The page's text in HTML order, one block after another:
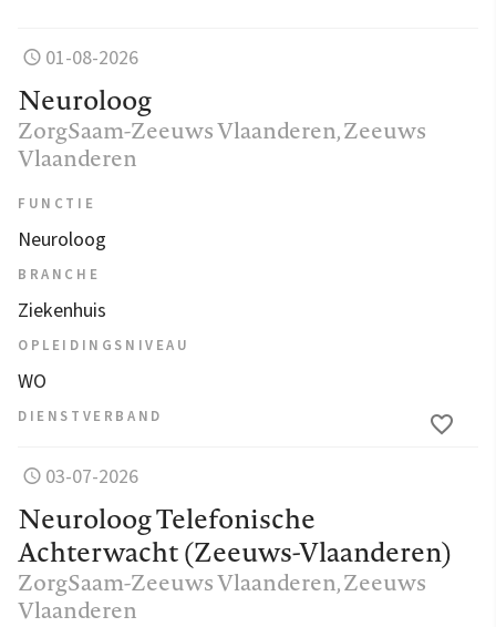
01-08-2026
Neuroloog
ZorgSaam-Zeeuws Vlaanderen, Zeeuws
Vlaanderen
FUNCTIE
Neuroloog
BRANCHE
Ziekenhuis
OPLEIDINGSNIVEAU
WO
DIENSTVERBAND
03-07-2026
Neuroloog Telefonische
Achterwacht (Zeeuws-Vlaanderen)
ZorgSaam-Zeeuws Vlaanderen, Zeeuws
Vlaanderen